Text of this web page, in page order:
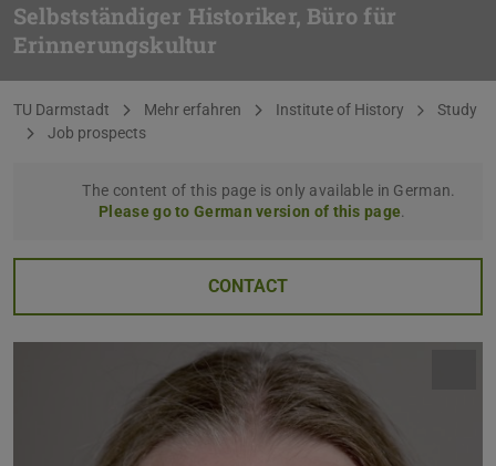
Selbstständiger Historiker, Büro für
Erinnerungskultur
You are here:
TU Darmstadt Mehr erfahren Institute of History
Study
Job prospects
The content of this page is only available in German.
Please go to German version of this page.
CONTACT